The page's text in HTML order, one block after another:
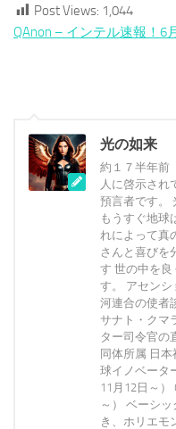
Post Views: 1,044
QAnon – インテル速報！6
光の如来
約１７半年前
人に啓示され
預言者です。
もうすぐ地球
れによって真
さんと喜びを
す 世の中を
す。 アセン
河連合の使者
サナト・クマ
ター司令官の
同体所属 日
球イノベータ
11月12日～）
～） ベーシ
き、ホリエモ